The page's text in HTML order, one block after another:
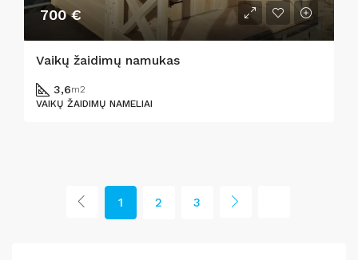
700 €
Vaikų žaidimų namukas
3,6m2
VAIKŲ ŽAIDIMŲ NAMELIAI
1 2 3